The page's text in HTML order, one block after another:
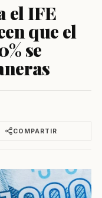
el IFE
que el
se
COMPARTIR